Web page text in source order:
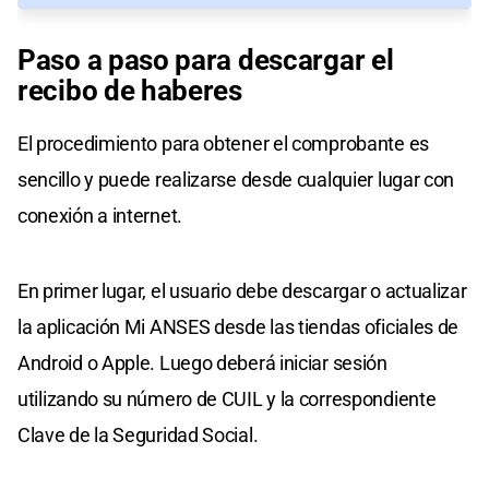
Paso a paso para descargar el
recibo de haberes
El procedimiento para obtener el comprobante es
sencillo y puede realizarse desde cualquier lugar con
conexión a internet.
En primer lugar, el usuario debe descargar o actualizar
la aplicación Mi ANSES desde las tiendas oficiales de
Android o Apple. Luego deberá iniciar sesión
utilizando su número de CUIL y la correspondiente
Clave de la Seguridad Social.